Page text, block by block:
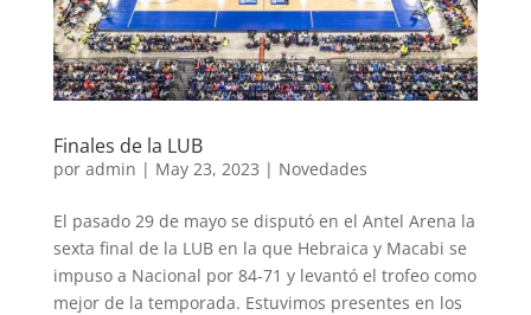
Finales de la LUB
por admin | May 23, 2023 | Novedades
El pasado 29 de mayo se disputó en el Antel Arena la
sexta final de la LUB en la que Hebraica y Macabi se
impuso a Nacional por 84-71 y levantó el trofeo como
mejor de la temporada. Estuvimos presentes en los